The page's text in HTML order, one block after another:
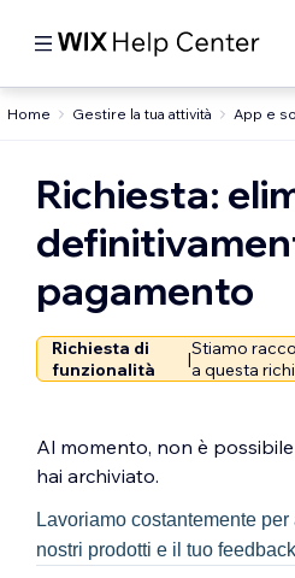
Home Gestire la tua attività App e
Richiesta:
pagamento
Richiesta di
funzionalità
|Stiamo
a questa
Al momento, non è
hai archiviato.
Lavoriamo costantemente
nostri prodotti e il tuo